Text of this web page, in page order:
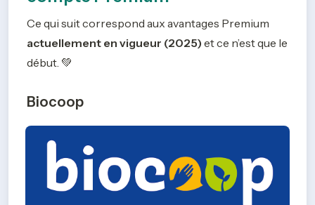
actuellement en vigueur (2025) et ce n’est que le
début. 💚
Biocoop